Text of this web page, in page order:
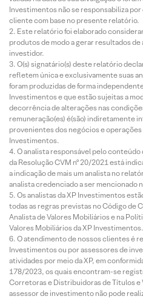
Investimentos não se responsabiliza
cliente com base no presente relatório.
Este relatório foi elaborado
produtos de modo a gerar resultados de
investidor.
O(s) signatário(s) deste relatório
refletem única e exclusivamente suas
foram produzidas de forma
Investimentos e que estão sujeitas a
decorrência de alterações nas
remuneração(es) é(são) indiretamente
provenientes dos negócios e
Investimentos.
O analista responsável pelo
da Resolução CVM nº 20/2021 está
a indicação de mais um analista no
analista credenciado a ser mencionado
Os analistas da XP Investimentos
todas as regras previstas no Código de
Analista de Valores Mobiliários e na
Valores Mobiliários da XP Investimentos.
O atendimento de nossos clientes é
Investimentos ou por assessores de
atividades por meio da XP, em
178/2023, os quais encontram-se
Corretoras e Distribuidoras de Títulos e
assessor de investimento não pode